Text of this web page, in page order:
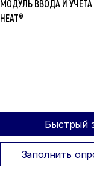
МОДУЛЬ ВВОДА И
HEAT®
Быстрый
Заполнить